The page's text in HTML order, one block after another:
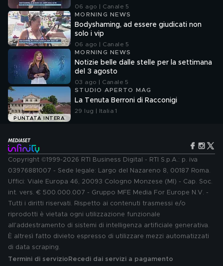
06 ago | Canale 5
MORNING NEWS
Bodyshaming, ad essere giudicati non
solo i vip
06 ago | Canale 5
MORNING NEWS
Notizie belle dalle stelle per la settimana
del 3 agosto
03 ago | Canale 5
PUNTATA INTERA
STUDIO APERTO MAG
La Tenuta Berroni di Racconigi
29 lug | Italia 1
Copyright ©1999-2026 RTI Business Digital - RTI S.p.A.: p. iva
03976881007 - Sede legale: Largo del Nazareno 8, 00187 Roma.
Uffici: Viale Europa 46, 20093 Cologno Monzese (MI) - Cap. Soc.
int. vers. € 500.000.007 - Gruppo MFE Media For Europe N.V. -
Tutti i diritti riservati. Rispetto ai contenuti trasmessi e/o
riprodotti è vietata ogni utilizzazione funzionale
all'addestramento di sistemi di intelligenza artificiale generativa.
È altresì fatto divieto espresso di utilizzare mezzi automatizzati
di data scraping.
Termini di servizio Recedi dai servizi a pagamento